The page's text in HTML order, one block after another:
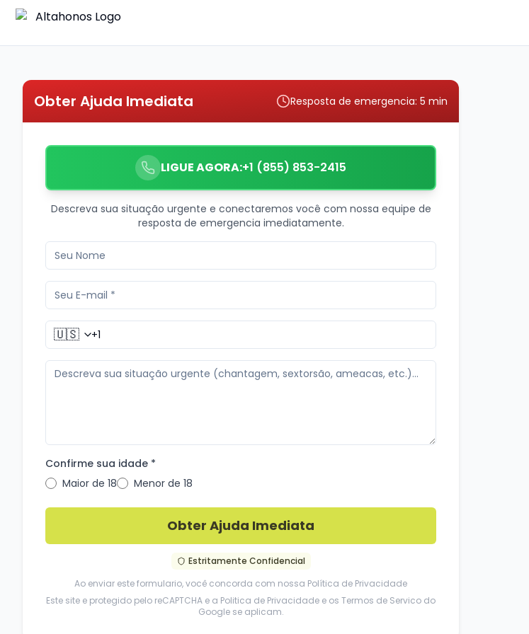
Obter Ajuda Imediata Resposta de emergencia: 5 min
LIGUE AGORA:+1 (855) 853-2415
Descreva sua situação urgente e conectaremos você com nossa equipe de
resposta de emergencia imediatamente.
🇺🇸
Confirme sua idade *
Maior de 18
Menor de 18
Obter Ajuda Imediata
Estritamente Confidencial
Ao enviar este formulario, você concorda com nossa Política de Privacidade
Este site e protegido pelo reCAPTCHA e a Politica de Privacidade e os Termos de Servico do
Google se aplicam.